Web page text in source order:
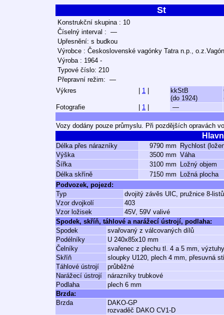
St
Konstrukční skupina : 10
Číselný interval : —
Upřesnění: s budkou
Výrobce : Československé vagónky Tatra n.p.,
Výroba : 1964 -
Typové číslo: 210
Přepravní režim: —
Výkres
1
kkStB
(do 1924)
Fotografie
1 —
Vozy dodány pouze průmyslu. Při pozdějších opravách
Délka přes nárazníky 9790 mm
Rychlost
Výška
3500 mm Váha
Šířka
3100 mm
Ložný objem
Délka skříně
7150 mm
Ložná plocha
Podvozek, pojezd:
Typ
dvojitý závěs UIC, pružnice 8-listů
Vzor dvojkolí
403
Vzor ložisek
45V, 59V valivé
Spodek, skříň, táhlové a narážecí ústrojí, podlaha:
Spodek
svařovaný z válcovaných dílů
Podélníky
U 240x85x10 mm
Čelníky
svařenec z plechu tl. 4 a 5 mm,
Skříň
sloupky U120, plech 4 mm, přesuvná
Táhlové ústrojí
průběžné
Narážecí ústrojí
nárazníky trubkové
Podlaha
plech 6 mm
Brzda:
Brzda
DAKO-GP
rozvaděč DAKO CV1-D